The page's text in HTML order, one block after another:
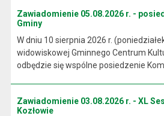
Zawiadomienie 05.08.2026 r. -
Gminy
W dniu 10 sierpnia 2026 r.
widowiskowej Gminnego Centrum
odbędzie się wspólne posiedzenie
Zawiadomienie 03.08.2026 r. - XL
Kozłowie